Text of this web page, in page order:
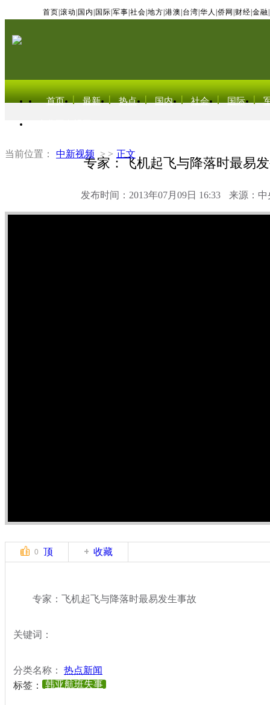
首页 滚动 国内 国际 军事 社会 地方 港澳 台湾 华人 侨网 财经 金融
首页 最新 热点 国内 社会 国际
当前位置： 中新视频 > > 正文
专家：飞机起飞与降落时最易
发布时间：2013年07月09日 16:33 来源：中
0 顶 收藏
专家：飞机起飞与降落时最易发生事故
关键词：
分类名称： 热点新闻
标签：
韩亚航班失事